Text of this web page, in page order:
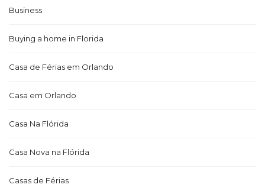
Business
Buying a home in Florida
Casa de Férias em Orlando
Casa em Orlando
Casa Na Flórida
Casa Nova na Flórida
Casas de Férias